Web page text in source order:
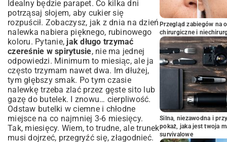
Idealny będzie parapet. Co kilka dni
potrząsaj słojem, aby cukier się
rozpuścił. Zobaczysz, jak z dnia na dzień
nalewka nabiera pięknego, rubinowego
koloru. Pytanie, jak długo trzymać
czereśnie w spirytusie, nie ma jednej
odpowiedzi. Minimum to miesiąc, ale ja
często trzymam nawet dwa. Im dłużej,
tym głębszy smak. Po tym czasie
nalewkę trzeba zlać przez gęste sito lub
gazę do butelek. I znowu… cierpliwość.
Odstaw butelki w ciemne i chłodne
miejsce na co najmniej 3-6 miesięcy.
Tak, miesięcy. Wiem, to trudne, ale trunek
musi dojrzeć, przegryźć się, złagodnieć.
Przegląd zabiegów na
chirurgiczne i
Silna, niezawodna i
pokaż, jaka jest twoja
survivalowe